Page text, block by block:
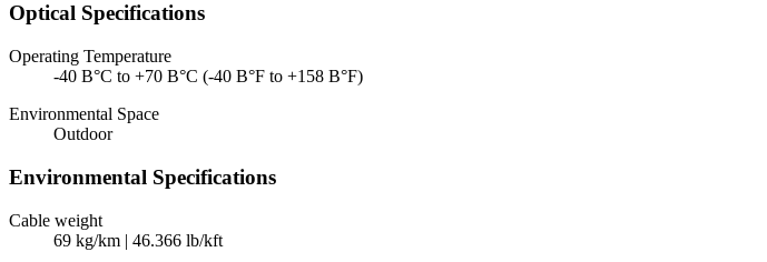
Optical Specifications
Operating Temperature
-40 В°C to +70 В°C (-40 В°F to +158 В°F)
Environmental Space
Outdoor
Environmental Specifications
Cable weight
69 kg/km | 46.366 lb/kft